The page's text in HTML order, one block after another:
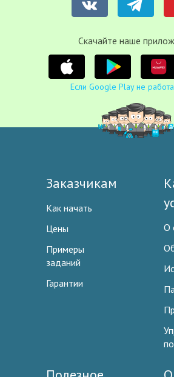
Cкачайте наше
Если Google Play не
Заказчикам
Как начать
Цены
Примеры
заданий
Гарантии
О